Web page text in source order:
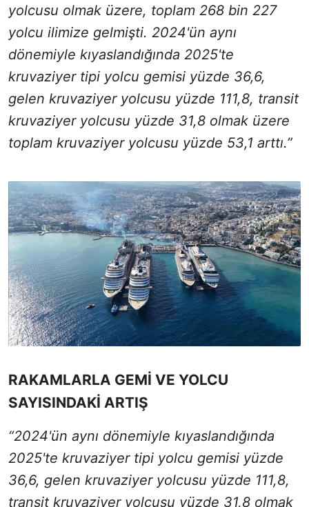
yolcusu olmak üzere, toplam 268 bin 227
yolcu ilimize gelmişti. 2024'ün aynı
dönemiyle kıyaslandığında 2025'te
kruvaziyer tipi yolcu gemisi yüzde 36,6,
gelen kruvaziyer yolcusu yüzde 111,8, transit
kruvaziyer yolcusu yüzde 31,8 olmak üzere
toplam kruvaziyer yolcusu yüzde 53,1 arttı.”
RAKAMLARLA GEMİ VE YOLCU
SAYISINDAKİ ARTIŞ
“2024'ün aynı dönemiyle kıyaslandığında
2025'te kruvaziyer tipi yolcu gemisi yüzde
36,6, gelen kruvaziyer yolcusu yüzde 111,8,
transit kruvaziyer yolcusu yüzde 31,8 olmak